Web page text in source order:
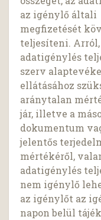
az igénylő általi
megfizetését
teljesíteni. Arról,
adatigénylés
szerv
ellátásához
aránytalan
jár, illetve a
dokumentum
jelentős
mértékéről,
adatigénylés
nem igénylő
az igénylőt az
napon belül